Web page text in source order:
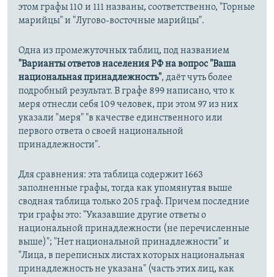
этом графы 110 и 111 названы, соответственно, "Горные
марийцы" и "Лугово-восточные марийцы".
Одна из промежуточных таблиц, под названием
"Варианты ответов населения РФ на вопрос "Ваша
национальная принадлежность", даёт чуть более
подробный результат. В графе 899 написано, что к
меря отнесли себя 109 человек, при этом 97 из них
указали "меря" "в качестве единственного или
первого ответа о своей национальной
принадлежности".
Для сравнения: эта таблица содержит 1663
заполненные графы, тогда как упомянутая выше
сводная таблица только 205 граф. Причем последние
три графы это: "Указавшие другие ответы о
национальной принадлежности (не перечисленные
выше)"; "Нет национальной принадлежности" и
"Лица, в переписных листах которых национальная
принадлежность не указана" (часть этих лиц, как